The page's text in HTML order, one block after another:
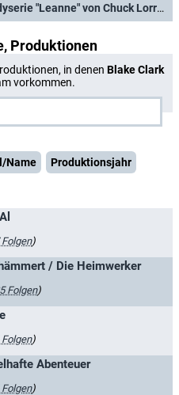
von Chuck Lorre ("The Big Bang Theory") bei Netflix am Start
Produktionen
in denen Blake Clark
vorkommen.
Name
Produktionsjahr
Folgen)
/ Die Heimwerker
Folgen)
Folgen)
Abenteuer
Folgen)